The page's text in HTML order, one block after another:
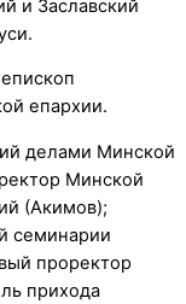
и Заславский
епархии.
делами Минской
Минской
(Акимов);
семинарии
проректор
прихода